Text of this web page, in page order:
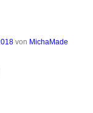
von MichaMade